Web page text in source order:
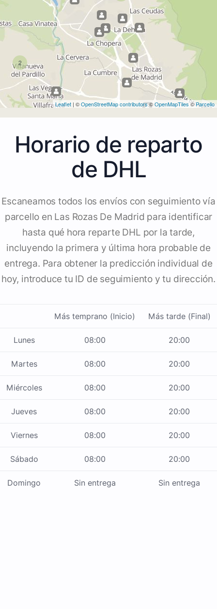
2
Leaflet | ©OpenStreetMap contributors©OpenMapTiles©Parcello
Horario de reparto
de DHL
Escaneamos todos los envíos con seguimiento vía
parcello en Las Rozas De Madrid para identificar
hasta qué hora reparte DHL por la tarde,
incluyendo la primera y última hora probable de
entrega. Para obtener la predicción individual de
hoy, introduce tu ID de seguimiento y tu dirección.
Más temprano (Inicio) Más tarde (Final)
Lunes 08:00 20:00
Martes 08:00 20:00
Miércoles 08:00 20:00
Jueves 08:00 20:00
Viernes 08:00 20:00
Sábado 08:00 20:00
Domingo Sin entrega Sin entrega